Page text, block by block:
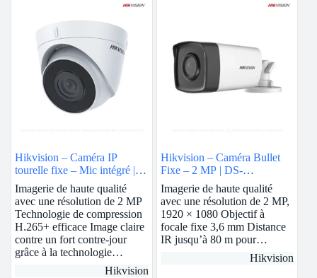
Hikvision – Caméra IP
tourelle fixe – Mic intégré | 2
MP | 2.8mm | DS-
2CD1323G0-IUF
Imagerie de haute qualité
avec une résolution de 2 MP
Technologie de compression
H.265+ efficace Image claire
contre un fort contre-jour
grâce à la technologie…
Hikvision
Hikvision – Caméra Bullet
Fixe – 2 MP | DS-
2CE17D0T-IT5F
Imagerie de haute qualité
avec une résolution de 2 MP,
1920 × 1080 Objectif à
focale fixe 3,6 mm Distance
IR jusqu’à 80 m pour…
Hikvision